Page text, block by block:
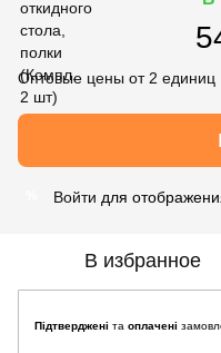
Оптовые цены от 2 единиц
Войти для
В избранное
Підтверджені та оплачені